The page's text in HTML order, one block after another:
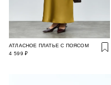
АТЛАСНОЕ ПЛАТЬЕ С ПОЯСОМ
4 599 ₽